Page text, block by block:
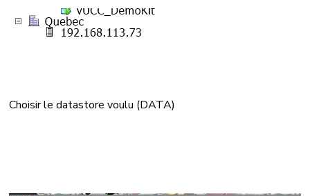
Choisir le datastore voulu (DATA)